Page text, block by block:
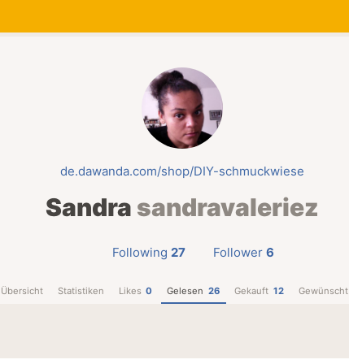
de.dawanda.com/shop/DIY-schmuckwiese
Sandra sandravaleriez
Following 27 Follower 6
Übersicht Statistiken Likes 0 Gelesen 26 Gekauft 12 Gewünscht